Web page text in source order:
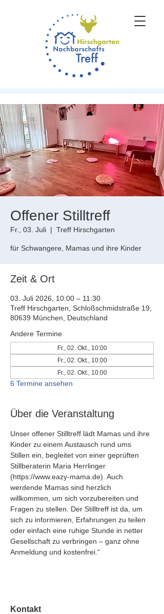
Offener Stilltreff
Fr., 03. Juli
  |
Treff Hirschgarten
für Schwangere, Mamas und ihre Kinder
Zeit & Ort
03. Juli 2026, 10:00 – 11:30
Treff Hirschgarten, Schloßschmidstraße 19,
80639 München, Deutschland
Andere Termine
Fr., 02. Okt., 10:00
Fr., 02. Okt., 10:00
Fr., 02. Okt., 10:00
6 Termine ansehen
Über die Veranstaltung
Unser offener Stilltreff lädt Mamas und ihre
Kinder zu einem Austausch rund ums
Stillen ein, begleitet von einer geprüften
Stillberaterin Maria Herrlinger
(https://www.eazy-mama.de). Auch
werdende Mamas sind herzlich
willkommen, um sich vorzubereiten und
Fragen zu stellen. Der Stilltreff ist da, um
sich zu informieren, Erfahrungen zu teilen
oder einfach eine ruhige Stunde in netter
Gesellschaft zu verbringen – ganz ohne
Anmeldung und kostenfrei.“
Kontakt